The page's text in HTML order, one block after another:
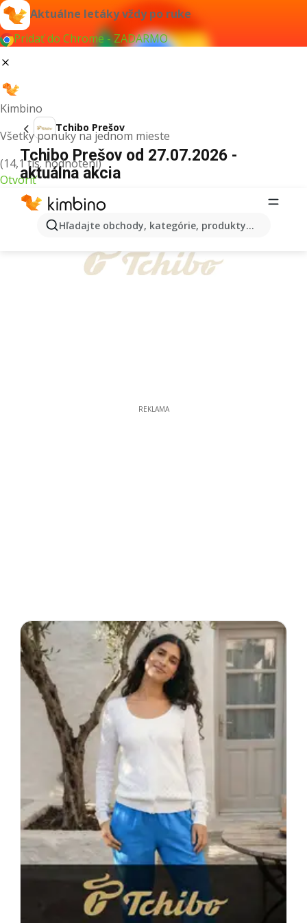
Aktuálne letáky vždy po ruke
Pridať do Chrome - ZADARMO
Kimbino
Všetky ponuky na jednom mieste
(14,1 tis. hodnotení)
Otvoriť
Hľadajte obchody, kategórie, produkty...
Tchibo Prešov
Tchibo Prešov od 27.07.2026 -
aktuálna akcia
REKLAMA